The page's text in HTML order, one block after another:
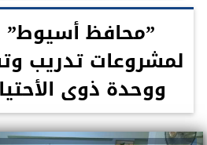
”محافظ أسيوط”
لمشروعات تدريب
ووحدة ذوى